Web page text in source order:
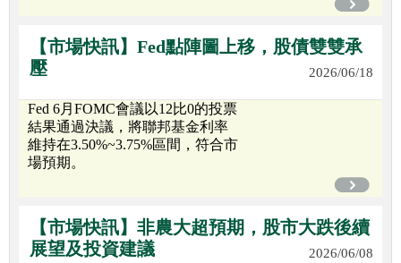
【市場快訊】Fed點陣圖上移，股債雙雙承
壓
2026/06/18
Fed 6月FOMC會議以12比0的投票
結果通過決議，將聯邦基金利率
維持在3.50%~3.75%區間，符合市
場預期。
【市場快訊】非農大超預期，股市大跌後續
展望及投資建議
2026/06/08